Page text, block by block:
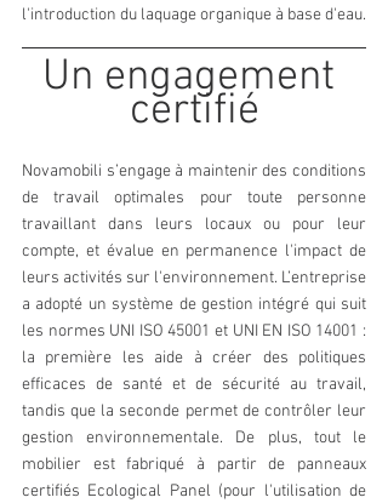
l'introduction du laquage organique à base d'eau.
Un engagement
certifié
Novamobili s’engage à maintenir des conditions
de travail optimales pour toute personne
travaillant dans leurs locaux ou pour leur
compte, et évalue en permanence l'impact de
leurs activités sur l'environnement. L’entreprise
a adopté un système de gestion intégré qui suit
les normes UNI ISO 45001 et UNI EN ISO 14001 :
la première les aide à créer des politiques
efficaces de santé et de sécurité au travail,
tandis que la seconde permet de contrôler leur
gestion environnementale. De plus, tout le
mobilier est fabriqué à partir de panneaux
certifiés Ecological Panel (pour l'utilisation de